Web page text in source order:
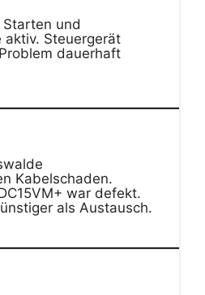
und
aktiv. Steuergerät
dauerhaft
Kabelschaden.
war defekt.
als Austausch.